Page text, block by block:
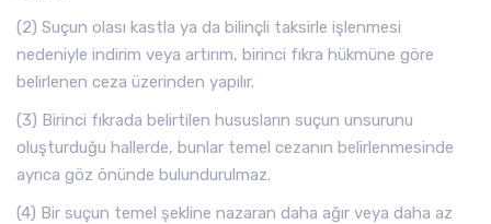
(2) Suçun olası kastla ya da bilinçli taksirle işlenmesi
nedeniyle indirim veya artırım, birinci fıkra hükmüne göre
belirlenen ceza üzerinden yapılır.
(3) Birinci fıkrada belirtilen hususların suçun unsurunu
oluşturduğu hallerde, bunlar temel cezanın belirlenmesinde
ayrıca göz önünde bulundurulmaz.
(4) Bir suçun temel şekline nazaran daha ağır veya daha az